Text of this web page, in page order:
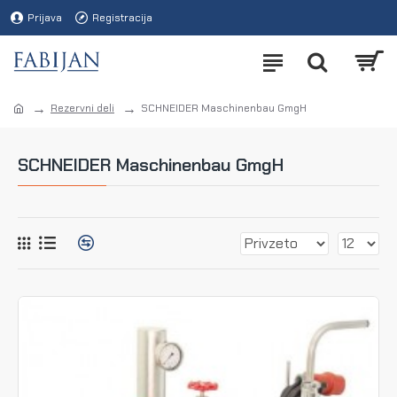
Prijava Registracija
Rezervni deli SCHNEIDER Maschinenbau GmgH
SCHNEIDER Maschinenbau GmgH